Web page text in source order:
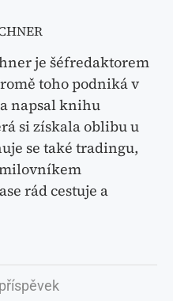
je šéfredaktorem
toho podniká v
napsal knihu
si získala oblibu u
se také tradingu,
rád cestuje a